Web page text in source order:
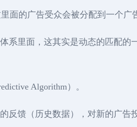
面的广告受众会被分配到一个广
系里面，这其实是动态的匹配
Algorithm）。
反馈（历史数据），对新的广告